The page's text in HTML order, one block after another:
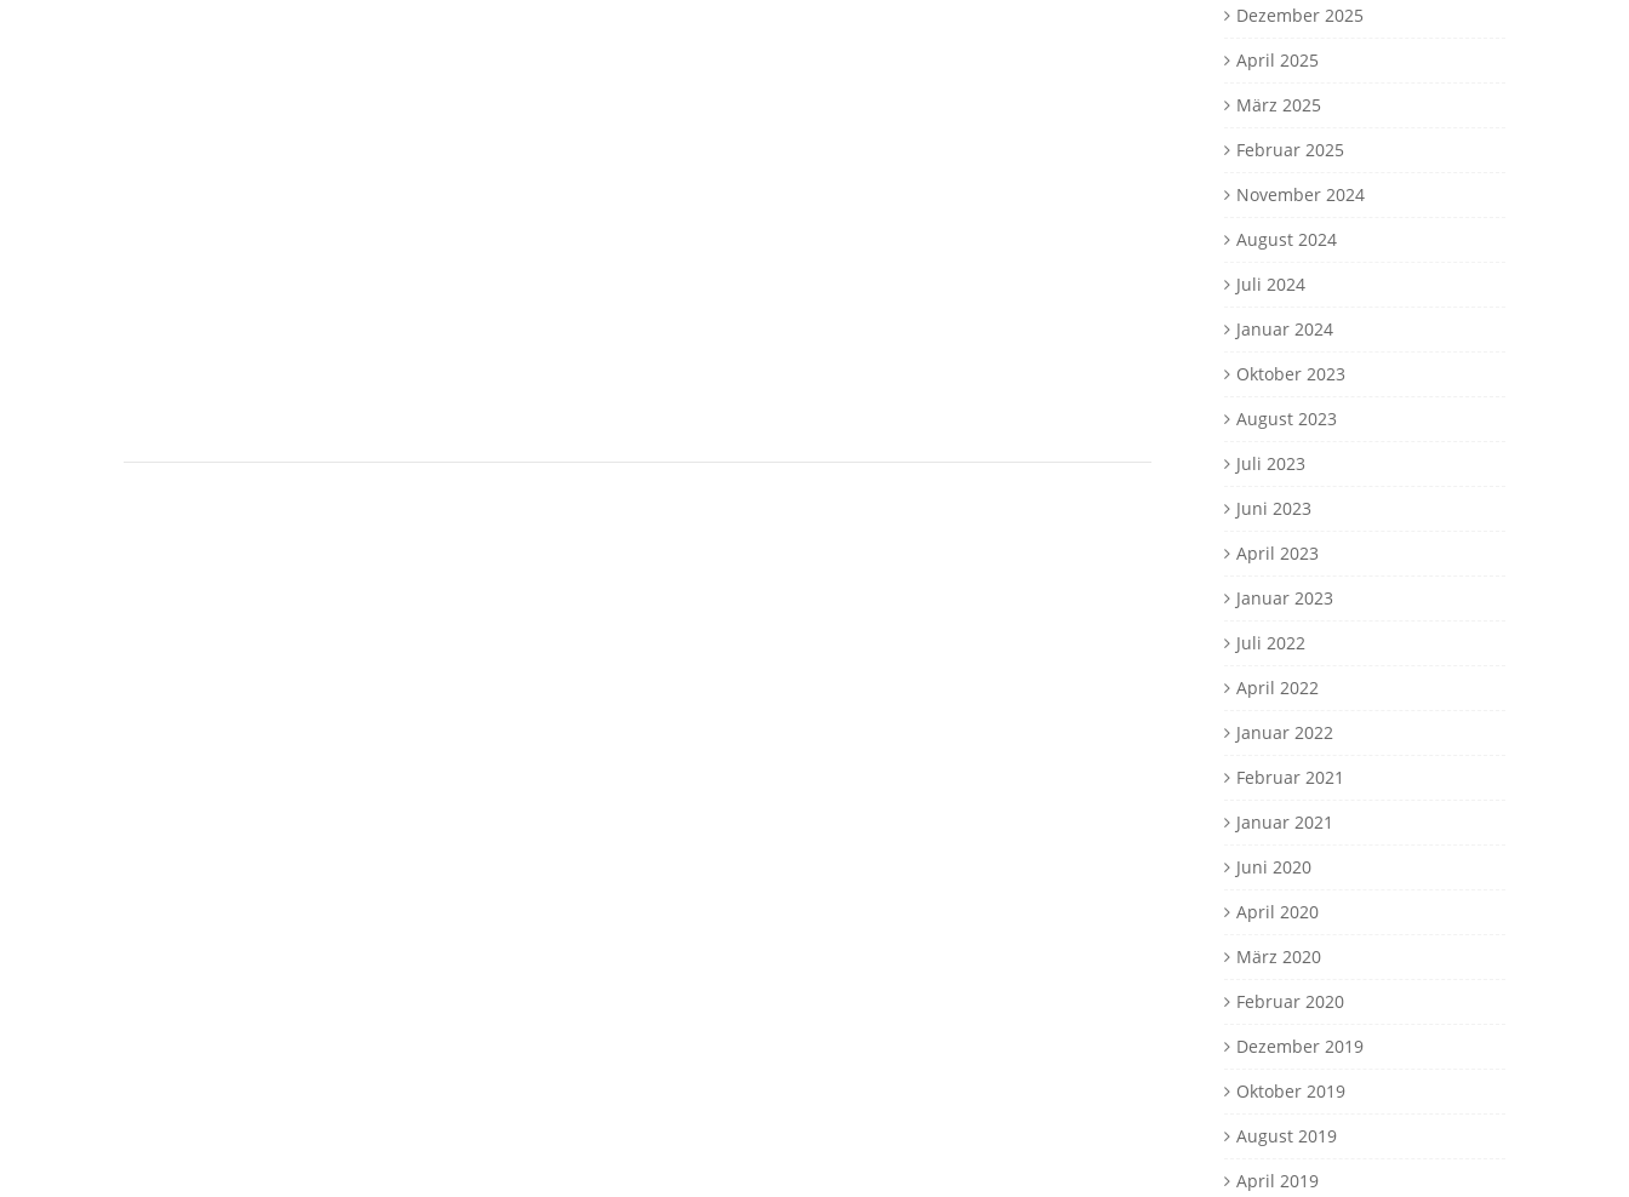
Dezember 2025
April 2025
März 2025
Februar 2025
November 2024
August 2024
Juli 2024
Januar 2024
Oktober 2023
August 2023
Juli 2023
Juni 2023
April 2023
Januar 2023
Juli 2022
April 2022
Januar 2022
Februar 2021
Januar 2021
Juni 2020
April 2020
März 2020
Februar 2020
Dezember 2019
Oktober 2019
August 2019
April 2019